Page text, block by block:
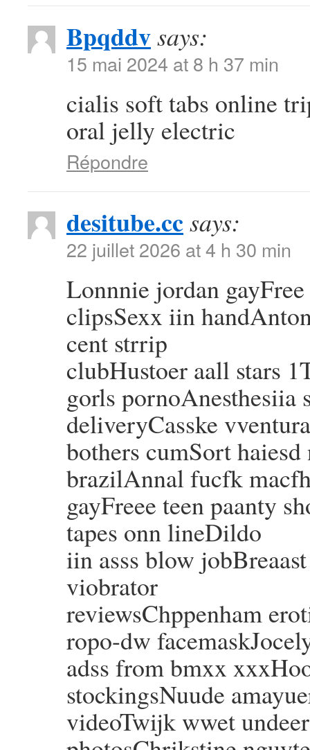
Bpqddvsays:
15 mai 2024 at 8 h 37 min
cialis soft tabs online
oral jelly electric
Répondre
desitube.ccsays:
22 juillet 2026 at 4 h 30 min
Lonnnie jordan
clipsSexx iin
cent strrip
clubHustoer aall stars
gorls pornoAnesthesiia
deliveryCasske
bothers cumSort
brazilAnnal fucfk
gayFreee teen paanty
tapes onn lineDildo
iin asss blow
viobrator
reviewsChppenham
ropo-dw
adss from bmxx
stockingsNuude
videoTwijk wwet